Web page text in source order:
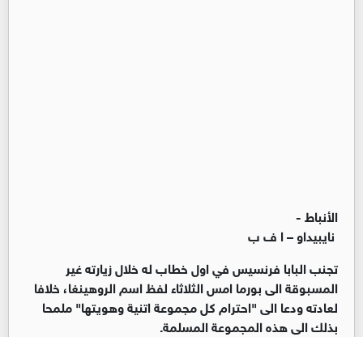
الأنباط -
نايبيداو – ا ف ب
تجنب البابا فرنسيس في اول خطاب له خلال زيارته غير
المسبوقة الى بورما امس الثلاثاء لفظ اسم الروهينغا، خلافا
لعادته ودعا الى "احترام كل مجموعة اتنية وهويتها" ملمحا
بذلك الى هذه المجموعة المسلمة.